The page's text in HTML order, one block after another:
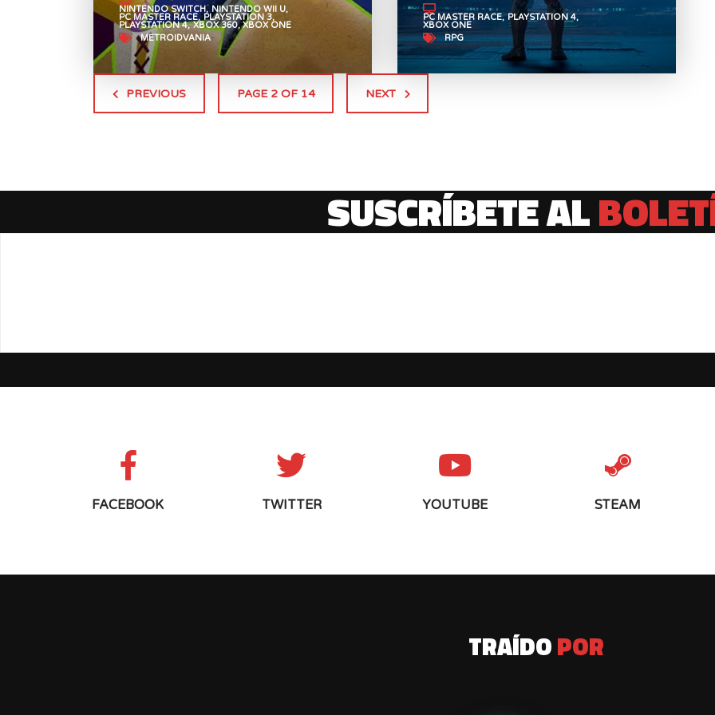
NINTENDO SWITCH NINTENDO WII U
PC MASTER RACE PLAYSTATION 3
PLAYSTATION 4 XBOX 360 XBOX ONE
METROIDVANIA
PC MASTER RACE PLAYSTATION 4
XBOX ONE
RPG
PREVIOUS PAGE 2 OF 14 NEXT
SUSCRÍBETE AL
FACEBOOK TWITTER YOUTUBE STEAM
TRAÍDOPOR